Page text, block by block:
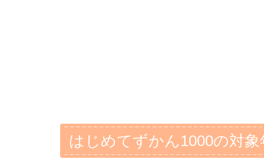
はじめてずかん1000の対象